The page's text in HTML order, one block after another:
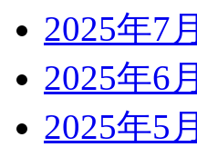
2025年7月
2025年6月
2025年5月